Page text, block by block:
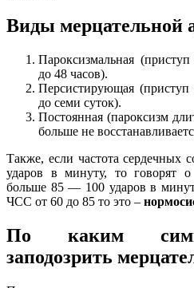
Виды мерцательной
Пароксизмальная
до 48 часов).
Персистирующая
до семи суток).
Постоянная (пароксизм
больше не
Также, если частота
ударов в минуту, то говорят о
больше 85 — 100 ударов в
ЧСС от 60 до 85 то это –
По каким
заподозрить